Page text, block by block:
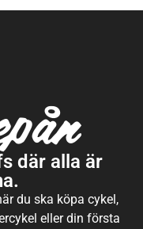
där alla är
du ska köpa cykel,
eller din första